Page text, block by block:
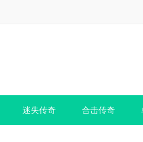
迷失传奇 合击传奇